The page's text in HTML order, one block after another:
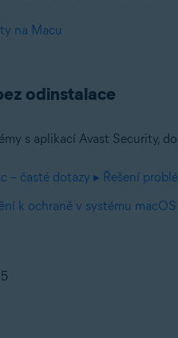
na Macu
odinstalace
s aplikací Avast Security,
– časté dotazy ▸ Řešení
k ochraně v systému macOS